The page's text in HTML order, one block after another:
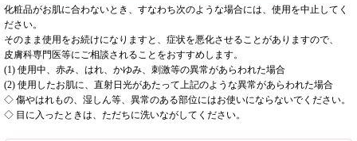
化粧品がお肌に合わないとき、すなわち次のような場合には、使用を中止してく
ださい。
そのまま使用をお続けになりますと、症状を悪化させることがありますので、
皮膚科専門医等にご相談されることをおすすめします。
(1) 使用中、赤み、はれ、かゆみ、刺激等の異常があらわれた場合
(2) 使用したお肌に、直射日光があたって上記のような異常があらわれた場合
◇ 傷やはれもの、湿しん等、異常のある部位にはお使いにならないでください。
◇ 目に入ったときは、ただちに洗いながしてください。